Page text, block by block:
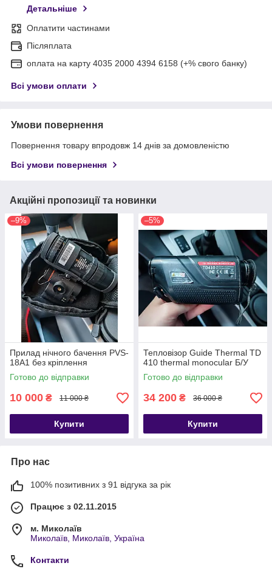
Детальніше
Оплатити частинами
Післяплата
оплата на карту 4035 2000 4394 6158 (+% свого банку)
Всі умови оплати
Умови повернення
Повернення товару впродовж 14 днів за домовленістю
Всі умови повернення
Акційні пропозиції та новинки
–9%
Прилад нічного бачення PVS-
18A1 без кріплення
Готово до відправки
10 000 ₴ 11 000 ₴
Купити
–5%
Тепловізор Guide Thermal TD
410 thermal monocular Б/У
Готово до відправки
34 200 ₴ 36 000 ₴
Купити
Про нас
100% позитивних з 91 відгука за рік
Працює з 02.11.2015
м. Миколаїв
Миколаїв, Миколаїв, Україна
Контакти